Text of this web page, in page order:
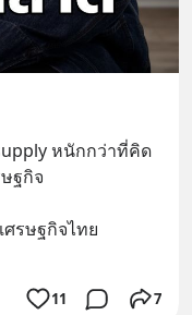
หนักกว่าที่คิด
ฐกิจ
ศรษฐกิจไทย
11 7